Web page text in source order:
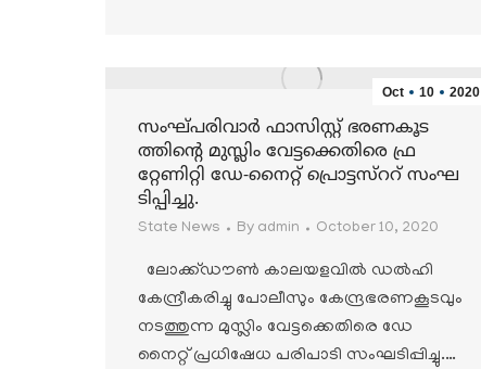
Oct 10 2020
സംഘ്പരിവാര്‍ ഫാസിസ്റ്റ് ഭരണകൂട
ത്തിന്റെ മുസ്ലിം വേട്ടക്കെതിരെ ഫ്ര
റ്റേണിറ്റി ഡേ-നൈറ്റ് പ്രൊട്ടസ്ററ് സംഘ
ടിപ്പിച്ചു.
State News By admin October 10, 2020
ലോക്ക്ഡൗണ്‍ കാലയളവില്‍ ഡല്‍ഹി
കേന്ദ്രീകരിച്ചു പോലീസും കേന്ദ്രഭരണകൂടവും
നടത്തുന്ന മുസ്ലിം വേട്ടക്കെതിരെ ഡേ
നൈറ്റ് പ്രധിഷേധ പരിപാടി സംഘടിപ്പിച്ചു.…